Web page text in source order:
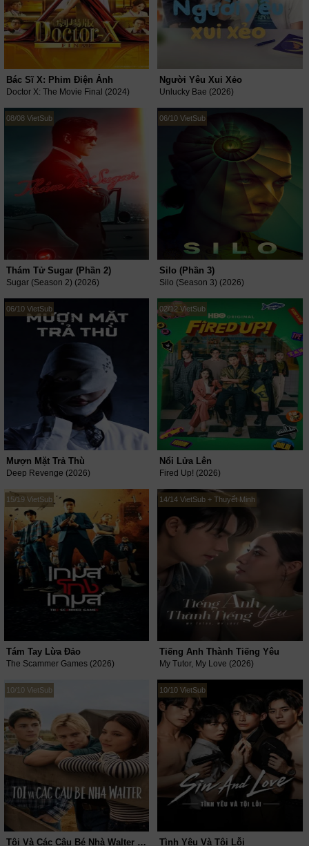
Bác Sĩ X: Phim Điện Ảnh
Doctor X: The Movie Final (2024)
Người Yêu Xui Xẻo
Unlucky Bae (2026)
08/08 VietSub
Thám Tử Sugar (Phần 2)
Sugar (Season 2) (2026)
06/10 VietSub
Silo (Phần 3)
Silo (Season 3) (2026)
06/10 VietSub
Mượn Mặt Trả Thù
Deep Revenge (2026)
02/12 VietSub
Nổi Lửa Lên
Fired Up! (2026)
15/19 VietSub
Tám Tay Lừa Đảo
The Scammer Games (2026)
14/14 VietSub + Thuyết Minh
Tiếng Anh Thành Tiếng Yêu
My Tutor, My Love (2026)
10/10 VietSub
Tôi Và Các Cậu Bé Nhà Walter (Phần 3)
10/10 VietSub
Tình Yêu Và Tội Lỗi